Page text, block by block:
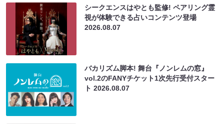
シークエンスはやとも監修! ペアリング霊
視が体験できる占いコンテンツ登場
2026.08.07
バカリズム脚本! 舞台『ノンレムの窓』
vol.2のFANYチケット1次先行受付スター
ト2026.08.07